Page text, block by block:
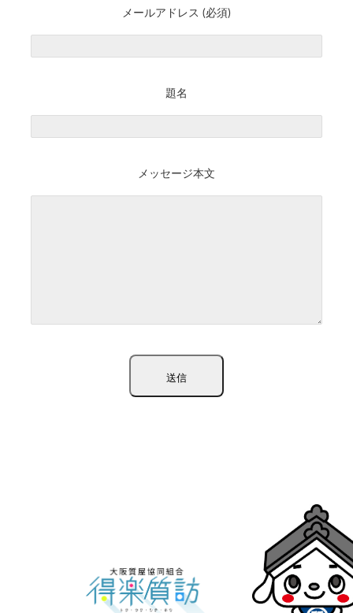
メールアドレス (必須)
題名
メッセージ本文